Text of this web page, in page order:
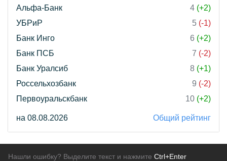
Альфа-Банк
4 (+2)
УБРиР
5 (-1)
Банк Инго
6 (+2)
Банк ПСБ
7 (-2)
Банк Уралсиб
8 (+1)
Россельхозбанк
9 (-2)
Первоуральскбанк
10 (+2)
на 08.08.2026 Общий рейтинг
Нашли ошибку? Выделите текст и нажмите Ctrl+Enter